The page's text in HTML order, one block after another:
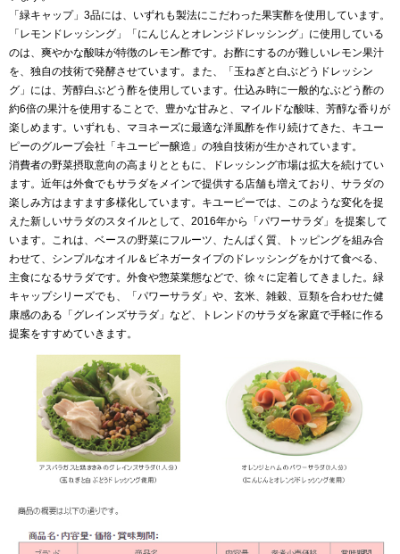
「緑キャップ」3品には、いずれも製法にこだわった果実酢を使用しています。
「レモンドレッシング」「にんじんとオレンジドレッシング」に使用している
のは、爽やかな酸味が特徴のレモン酢です。お酢にするのが難しいレモン果汁
を、独自の技術で発酵させています。また、「玉ねぎと白ぶどうドレッシン
グ」には、芳醇白ぶどう酢を使用しています。仕込み時に一般的なぶどう酢の
約6倍の果汁を使用することで、豊かな甘みと、マイルドな酸味、芳醇な香りが
楽しめます。いずれも、マヨネーズに最適な洋風酢を作り続けてきた、キユー
ピーのグループ会社「キユーピー醸造」の独自技術が生かされています。
消費者の野菜摂取意向の高まりとともに、ドレッシング市場は拡大を続けてい
ます。近年は外食でもサラダをメインで提供する店舗も増えており、サラダの
楽しみ方はますます多様化しています。キユーピーでは、このような変化を捉
えた新しいサラダのスタイルとして、2016年から「パワーサラダ」を提案して
います。これは、ベースの野菜にフルーツ、たんぱく質、トッピングを組み合
わせて、シンプルなオイル＆ビネガータイプのドレッシングをかけて食べる、
主食になるサラダです。外食や惣菜業態などで、徐々に定着してきました。緑
キャップシリーズでも、「パワーサラダ」や、玄米、雑穀、豆類を合わせた健
康感のある「グレインズサラダ」など、トレンドのサラダを家庭で手軽に作る
提案をすすめていきます。